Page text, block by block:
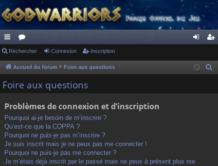
ac
co
ur
s
or
u ne cri
Rechercher Connexion Inscription
Accueil du forum Foire aux questions
Foire aux questions
Problèmes de connexion et d’inscription
Pourquoi ai-je besoin de m’inscrire ?
Qu’est-ce que la COPPA ?
Pourquoi ne puis-je pas m’inscrire ?
Je suis inscrit mais je ne peux pas me connecter !
Pourquoi ne puis-je pas me connecter ?
Je m’étais déjà inscrit par le passé mais ne peux à présent plus me